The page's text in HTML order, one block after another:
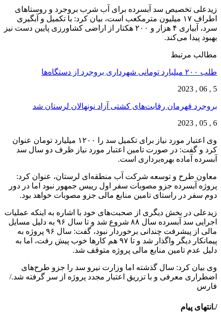
زیدعلی تخصیص سد آبسرده برای آب شرب بروجرد و روستاهای
اطراف ۱۷ میلیون مترمکعب است، بیان کرد: با تکمیل و آبگیری
سرد، آبیاری ۴ هزار و ۲۰۰ هکتار از اراضی کشاورزی پایین دست نیز
بهبود پیدا می‌کند.
مطالب مرتبط
طلب ۲۰۰ میلیارد تومانی شهرداری بروجرد از دستگاه‌ها
5 , 06 , 2023
بروجرد قهرمان رقابت‌های کشتی آزاد نونهالان لرستان شد
6 , 05 , 2023
وی اعتبار مورد نیاز برای تکمیل سد را ۱۲۰۰ میلیارد تومان عنوان
کرد و گفت: در صورت تامین اعتبار مورد نیاز ظرف دو سال سد
آبسرده آماده بهره‌برداری است.
معاون طرح و توسعه شرکت آب منطقه‌ای لرستان، عنوان کرد:
پروژه آبسرده جزو مصوبات سفر اول رییس جمهور نبود اما در دور
دوم سفر در راستای تامین منابع مالی جزو مصوبات خواهد بود.
زیدعلی در بخش دیگری از صحبت‌های خود با اشاره به اینکه عملیات
اجرایی سد آبسرده سال ۸۸ شروع شد و تا سال ۹۶ به دلیل مسایل
مالی از پیشرفت چندانی برخوردار نبود، گفت: سال ۹۶ پروژه به
پیمانکار دیگر واگذار شد و تا ۹۷ هم کارها خوب پیش رفت، اما به
دلیل عدم تامین منابع مالی پروژه متوقف شد.
وی بیان کرد: سال گذشته اما وزارت نیرو سد را جزو‌ طرح‌های
اضطراری معرفی و با تزریق اعتبار مجدد پروژه از سر گرفته شد./
فارس
/.انتهای پیام